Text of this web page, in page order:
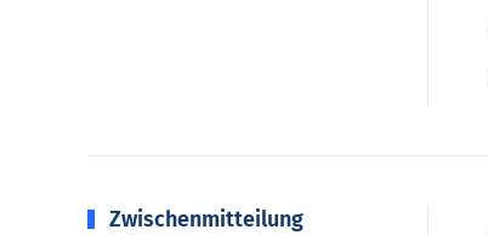
Zwischenmitteilung